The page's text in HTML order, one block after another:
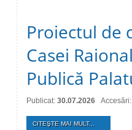
Proiectul de
Casei
Publică
Publicat: 30.07.2026
CITEŞTE MAI MULT...